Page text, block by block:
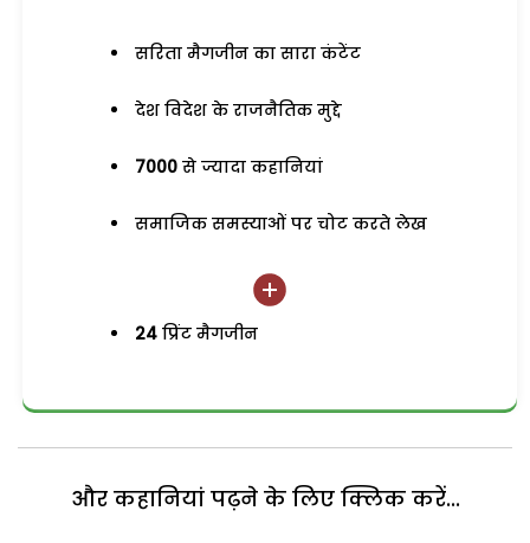
सरिता मैगजीन का सारा कंटेंट
देश विदेश के राजनैतिक मुद्दे
7000 से ज्यादा कहानियां
समाजिक समस्याओं पर चोट करते लेख
24 प्रिंट मैगजीन
और कहानियां पढ़ने के लिए क्लिक करें...